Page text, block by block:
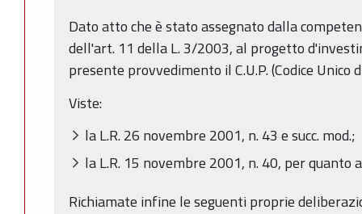
Dato atto che è stato assegnato dalla
dell'art. 11 della L. 3/2003, al progetto
presente provvedimento il C.U.P. (Codice
Viste:
la L.R. 26 novembre 2001, n. 43 e succ. mod.;
la L.R. 15 novembre 2001, n. 40, per quanto
Richiamate infine le seguenti proprie